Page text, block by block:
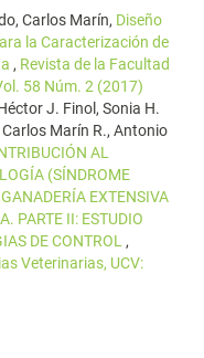
Carlos Marín, Diseño
la Caracterización de
, Revista de la Facultad
58 Núm. 2 (2017)
J. Finol, Sonia H.
Marín R., Antonio
AL
(SÍNDROME
EXTENSIVA
PARTE II: ESTUDIO
DE CONTROL ,
Veterinarias, UCV: